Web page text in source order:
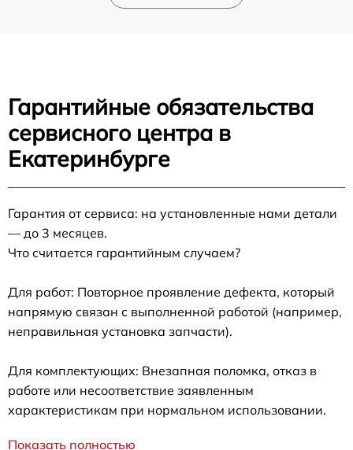
Гарантийные обязательства
сервисного центра в
Екатеринбурге
Гарантия от сервиса: на установленные нами детали
— до 3 месяцев.
Что считается гарантийным случаем?
Для работ: Повторное проявление дефекта, который
напрямую связан с выполненной работой (например,
неправильная установка запчасти).
Для комплектующих: Внезапная поломка, отказ в
работе или несоответствие заявленным
характеристикам при нормальном использовании.
Показать полностью